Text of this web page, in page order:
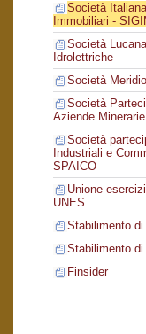
Società
Immobiliari -
Società
Idrolettriche
Società
Società
Aziende Minerarie
Società
Industriali e
SPAICO
Unione
UNES
Stabilimento
Stabilimento
Finsider